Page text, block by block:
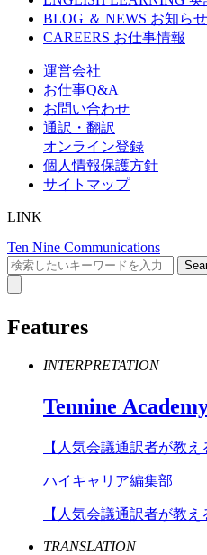
BLOG ＆ NEWS お知らせ
CAREERS お仕事情報
運営会社
お仕事Q&A
お問い合わせ
通訳・翻訳
オンライン登録
個人情報保護方針
サイトマップ
LINK
Ten Nine Communications
Features
INTERPRETATION
Tennine
【人気会議通訳者が教え
ハイキャリア編集部
【人気会議通訳者が教え
TRANSLATION